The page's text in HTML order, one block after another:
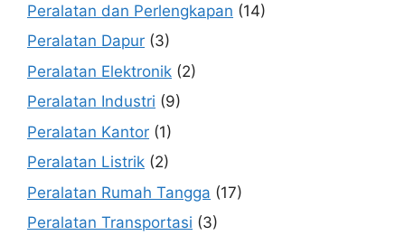
Peralatan dan Perlengkapan (14)
Peralatan Dapur (3)
Peralatan Elektronik (2)
Peralatan Industri (9)
Peralatan Kantor (1)
Peralatan Listrik (2)
Peralatan Rumah Tangga (17)
Peralatan Transportasi (3)